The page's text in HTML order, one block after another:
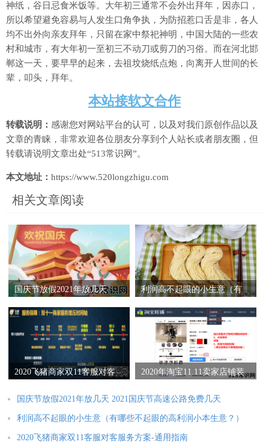
神纸，谷日忌食米饭等。大年初三通常不会外出拜年，因赤口，
所以希望避免容易与人发生口角争执，为防招惹口舌是非，各人
均不出外向亲友拜年，只留在家中祭祀神明，中国大陆的一些农
村和城市，有大年初一至初三不动刀或剪刀的习俗。而在河北邯
郸这一天，要早早的起来，去祖坟烧纸点炮，向离开人世间的长
辈，叩头，拜年。
本站接软文合作
转载说明： 感谢您对网站平台的认可，以及对我们原创作品以及
文章的青睐，非常欢迎各位朋友分享到个人站长或者朋友圈，但
转载请说明文章出处“513常识网”。
本文地址： https://www.520longzhigu.com
相关文章阅读
国庆节放假2021年放几天
天
利润高不起眼的小生意（有
意？）
2020飞猪商家双11客服对客
2020年淘宝11.11卖家店铺装
国庆节放假2021年放几天 2021国庆节高速公路免费几天
利润高不起眼的小生意（有哪些不起眼的高利润小本生意？）
2020飞猪商家双11客服对客服务方案-通用指南